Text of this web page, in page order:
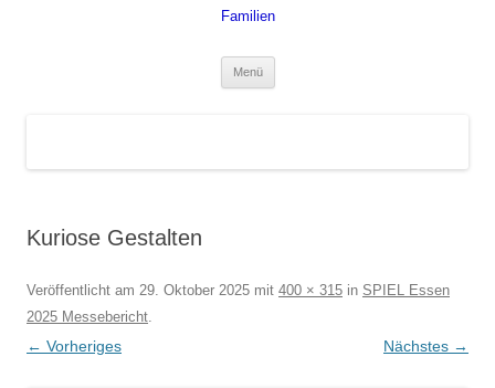
Familien
Menü
Kuriose Gestalten
Veröffentlicht am 29. Oktober 2025 mit 400 × 315 in SPIEL Essen
2025 Messebericht.
← Vorheriges Nächstes →